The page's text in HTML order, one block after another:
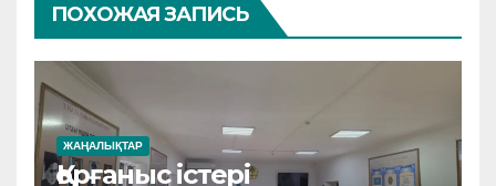
ПОХОЖАЯ ЗАПИСЬ
ЖАҢАЛЫҚТАР
Қорғаныс істері